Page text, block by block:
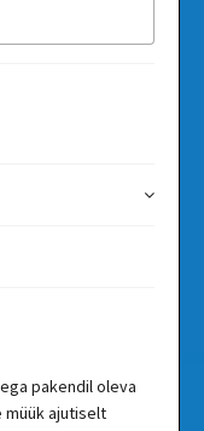
pakendil oleva
ajutiselt